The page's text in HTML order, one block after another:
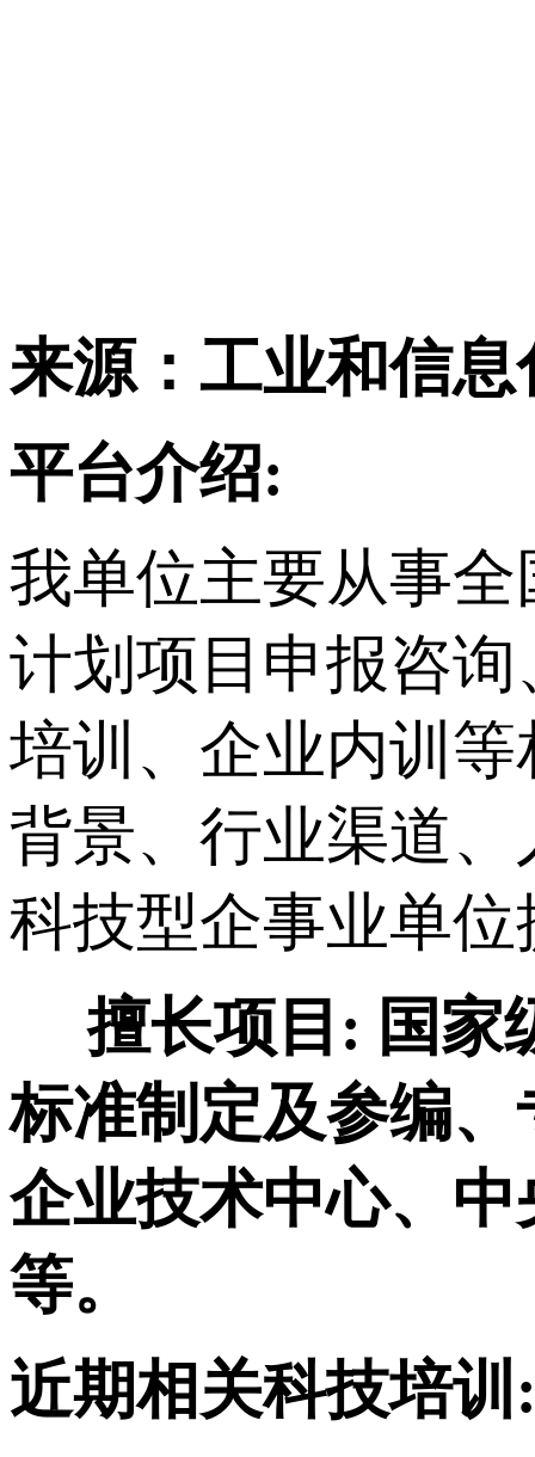
来源：工业和信息
平台介绍:
我单位主要从事全
计划项目申报咨
培训、企业内训
背景、行业渠道
科技型企事业单
擅长项目: 国家
标准制定及参编
企业技术中心、
等。
近期相关科技培训